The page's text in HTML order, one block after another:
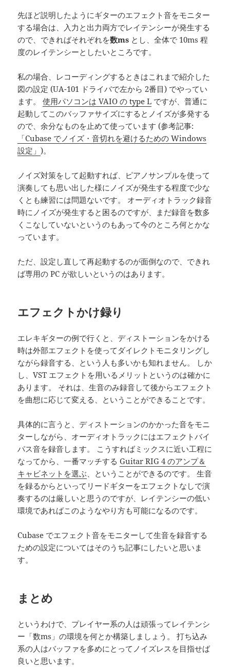
先ほど説明したようにギターのエフェクト音をモニター
する場合は、入力と出力両方でレイテンシーが発生する
ので、できればそれぞれを数ms とし、全体で 10ms 程
度のレイテンシーとしたいところです。
私の場合、レコーディングするときはこれまで紹介した
図の設定 (UA-101 ドライバで左から 2番目) でやってい
ます。使用パソコンは VAIO の type L ですが、普通に
起動してこのバッファサイズにするとノイズが多発する
ので、余分なものを止めて使っています (参考記事:
「Cubase でノイズ・音切れを避けるための Windows
設定」)。
ノイズ対策をして起動すれば、ピアノサンプルを使って
演奏しても思い出した様にノイズが発生する程度で少な
くとも練習には問題ないです。 オーディオトラック録音
時にノイズが発生すると困るのですが、まだ録音を数多
くこなしていないというのもあって今のところ何とかな
っています。
ただ、設定し直して再起動するのが面倒なので、できれ
ば専用の PC が欲しいというのはあります。
エフェクトかけ録り
エレキギターの例で行くと、ディストーションをかける
時は外部エフェクトを使ってダイレクトモニタリングし
ながら録音する、という人も多いかも知れません。 しか
し、VST エフェクトを用いるメリットというのは確かに
あります。 それは、生音のみ録音して後からエフェクト
を曲想に応じて変える、ということができることです。
具体的に言うと、ディストーションのかかった音をモニ
ターしながら、オーディオトラックにはエフェクトバイ
パス音を録音します。 こうすればミックスに近い工程に
なってから、一番マッチするGuitar RIG 4 のアンプ＆
キャビネットを選ぶ、ということができるのです。 生音
を録るからといってリードギターをエフェクトなしで演
奏するのは厳しいと思うのですが、レイテンシーの低い
環境であればこのようなやり方も可能になるのです。
Cubase でエフェクト音をモニターして生音を録音する
ための設定についてはそのうち記事にしたいと思いま
す。
まとめ
というわけで、プレイヤー系の人は頑張ってレイテンシ
ー「数ms」の環境を何とか構築しましょう。 打ち込み
系の人はバッファを多めにとってノイズレスを目指せば
良いと思います。